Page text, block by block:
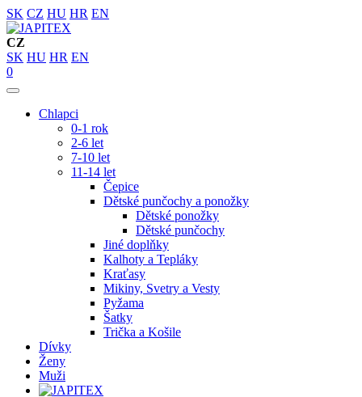
SK CZ HU HR EN
CZ
SK HU HR EN
0
Chlapci
0-1 rok
2-6 let
7-10 let
11-14 let
Čepice
Dětské punčochy a ponožky
Dětské ponožky
Dětské punčochy
Jiné doplňky
Kalhoty a Tepláky
Kraťasy
Mikiny, Svetry a Vesty
Pyžama
Šatky
Trička a Košile
Dívky
Ženy
Muži